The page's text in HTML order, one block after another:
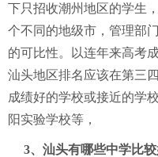
下只招收潮州地区的学生
个不同的地级市，管理部
的可比性。以连年来高考
汕头地区排名应该在第三
成绩好的学校或接近的学
阳实验学校等，
3、汕头有哪些中学比较